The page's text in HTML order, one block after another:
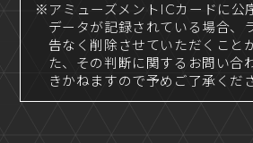
※アミューズメントICカードに公
データが記録されている場合、
告なく削除させていただくこと
た、その判断に関するお問い合
きかねますので予めご了承くだ